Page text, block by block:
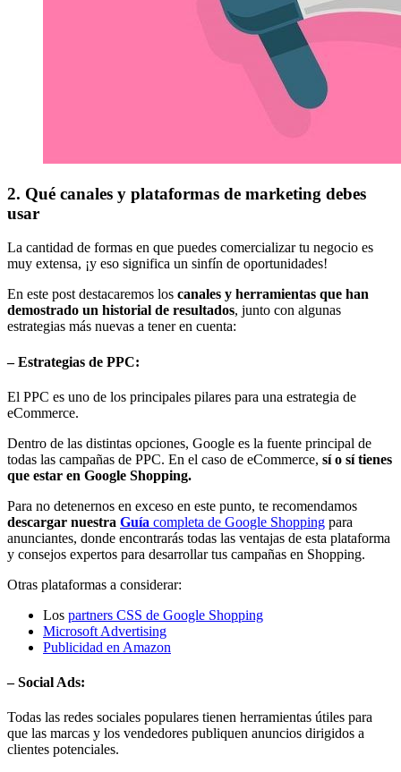
2. Qué canales y plataformas de marketing debes
usar
La cantidad de formas en que puedes comercializar tu negocio es
muy extensa, ¡y eso significa un sinfín de oportunidades!
En este post destacaremos los canales y herramientas que han
demostrado un historial de resultados, junto con algunas
estrategias más nuevas a tener en cuenta:
– Estrategias de PPC:
El PPC es uno de los principales pilares para una estrategia de
eCommerce.
Dentro de las distintas opciones, Google es la fuente principal de
todas las campañas de PPC. En el caso de eCommerce, sí o sí tienes
que estar en Google Shopping.
Para no detenernos en exceso en este punto, te recomendamos
descargar nuestra Guía completa de Google Shopping para
anunciantes, donde encontrarás todas las ventajas de esta plataforma
y consejos expertos para desarrollar tus campañas en Shopping.
Otras plataformas a considerar:
Los partners CSS de Google Shopping
Microsoft Advertising
Publicidad en Amazon
– Social Ads:
Todas las redes sociales populares tienen herramientas útiles para
que las marcas y los vendedores publiquen anuncios dirigidos a
clientes potenciales.